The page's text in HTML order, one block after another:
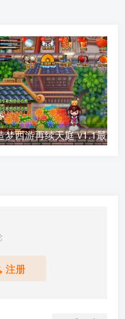
梦西游再续天庭 v1.1最新
注册